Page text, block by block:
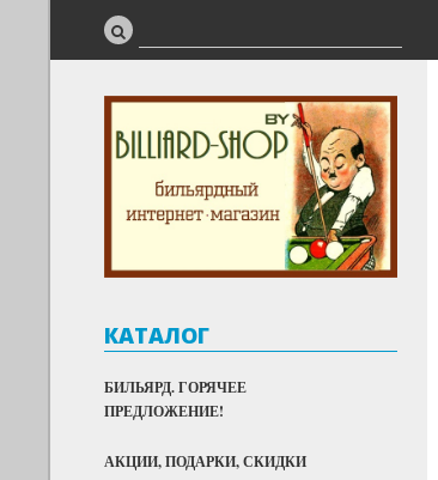
КАТАЛОГ
БИЛЬЯРД. ГОРЯЧЕЕ
ПРЕДЛОЖЕНИЕ!
АКЦИИ, ПОДАРКИ, СКИДКИ